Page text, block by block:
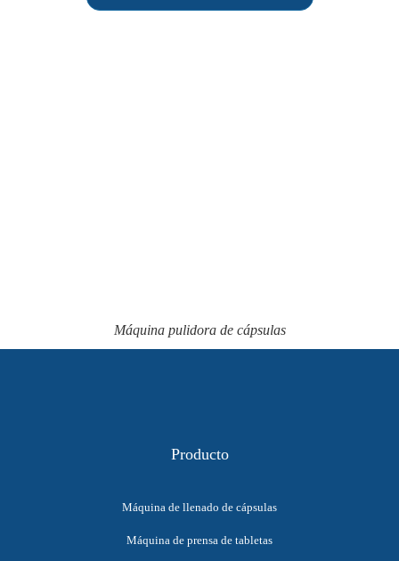
Máquina pulidora de cápsulas
Producto
Máquina de llenado de cápsulas
Máquina de prensa de tabletas